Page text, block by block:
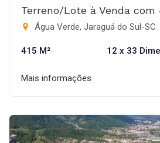
Terreno/Lote à Venda com
Água Verde, Jaraguá do Sul-SC
415 M² 12 x 33
Mais informações